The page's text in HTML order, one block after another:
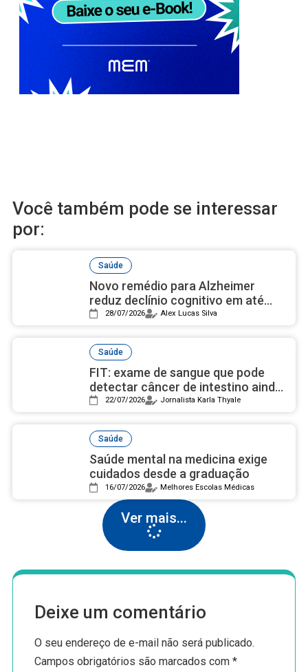
Você também pode se interessar
por:
Saúde
Novo remédio para Alzheimer
reduz declínio cognitivo em até
50% e avança nos estudos
28/07/2026 Alex Lucas Silva
Saúde
FIT: exame de sangue que pode
detectar câncer de intestino ainda
é desconhecido pela maioria
22/07/2026 Jornalista Karla Thyale
Saúde
Saúde mental na medicina exige
cuidados desde a graduação
16/07/2026 Melhores Escolas Médicas
Ver mais...
Deixe um comentário
O seu endereço de e-mail não será publicado.
Campos obrigatórios são marcados com*